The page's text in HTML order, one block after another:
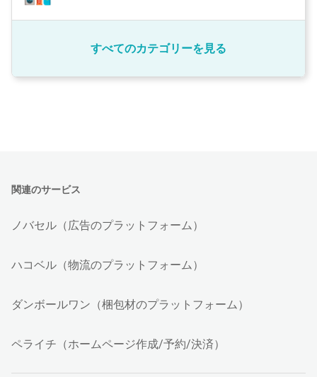
すべてのカテゴリーを見る
関連のサービス
ノバセル（広告のプラットフォーム）
ハコベル（物流のプラットフォーム）
ダンボールワン（梱包材のプラットフォーム）
ペライチ（ホームページ作成/予約/決済）